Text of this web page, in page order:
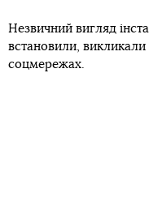
Незвичний вигляд
встановили, викликали
соцмережах.